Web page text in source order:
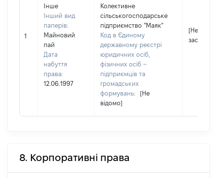
1
Інше
Інший вид
паперів:
Майновий
пай
Дата
набуття
права:
12.06.1997
Колективне
сільськогосподарське
підприємство "Маяк"
Код в Єдиному
державному реєстрі
юридичних осіб,
фізичних осіб –
підприємців та
громадських
формувань:
[Не
відомо]
[Не
8. Корпоративні права